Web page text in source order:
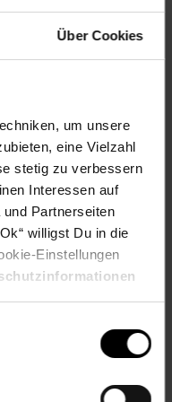
Über Cookies
um unsere
eine Vielzahl
stetig zu verbessern
Interessen auf
Partnerseiten
willigst Du in die
Einstellungen
Steingarten,